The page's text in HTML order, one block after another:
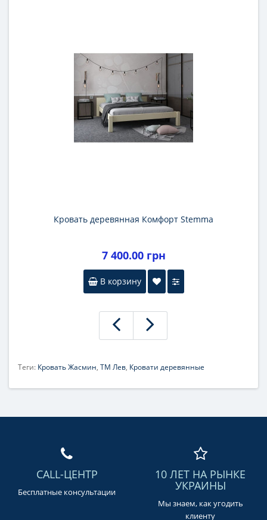
Кровать деревянная Комфорт Stemma
7 400.00 грн
В корзину
Теги: Кровать Жасмин, ТМ Лев, Кровати деревянные
CALL-ЦЕНТР
Бесплатные консультации
10 ЛЕТ НА РЫНКЕ
УКРАИНЫ
Мы знаем, как угодить
клиенту